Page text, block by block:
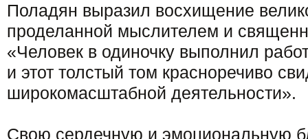
Поладян выразил восхищение
проделанной мыслителем и
«Человек в одиночку выполнил
и этот толстый том красноречиво
широкомасштабной деятельности».
Свою сердечную и эмоциональную